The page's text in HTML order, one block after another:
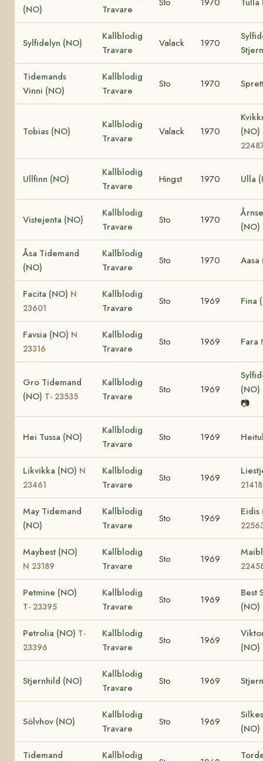
(NO)
Travare
Sylfidelyn (NO)
Kallblodig
Travare
Valack 1970
Tidemands
Vinni (NO)
Kallblodig
Travare
Sto 1970
Tobias (NO)
Kallblodig
Travare
Valack 1970
(NO)
Ullfinn (NO)
Kallblodig
Travare
Hingst 1970 Ulla
Vistejenta (NO)
Kallblodig
Travare
Sto 1970
(NO)
Åsa Tidemand
(NO)
Kallblodig
Travare
Sto 1970 Aasa
Facita (NO) N
23601
Kallblodig
Travare
Sto 1969 Fina
Favsia (NO) N
23316
Kallblodig
Travare
Sto 1969 Fara
Gro Tidemand
(NO) T- 23535
Kallblodig
Travare
Sto 1969
(NO)
📷
Hei Tussa (NO)
Kallblodig
Travare
Sto 1969
Likvikka (NO) N
23461
Kallblodig
Travare
Sto 1969
21418
May Tidemand
(NO)
Kallblodig
Travare
Sto 1969
Maybest (NO)
N 23189
Kallblodig
Travare
Sto 1969
Petmine (NO)
T- 23395
Kallblodig
Travare
Sto 1969
Best
(NO)
Petrolia (NO) T-
23396
Kallblodig
Travare
Sto 1969
(NO)
Stjernhild (NO)
Kallblodig
Travare
Sto 1969
Sölvhov (NO)
Kallblodig
Travare
Sto 1969
(NO)
Tidemand Kallblodig